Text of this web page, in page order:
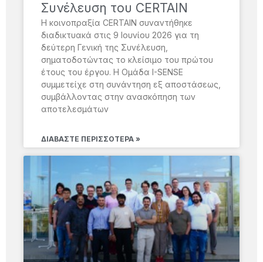
Συνέλευση του CERTAIN
Η κοινοπραξία CERTAIN συναντήθηκε
διαδικτυακά στις 9 Ιουνίου 2026 για τη
δεύτερη Γενική της Συνέλευση,
σηματοδοτώντας το κλείσιμο του πρώτου
έτους του έργου. Η Ομάδα I-SENSE
συμμετείχε στη συνάντηση εξ αποστάσεως,
συμβάλλοντας στην ανασκόπηση των
αποτελεσμάτων
ΔΙΑΒΆΣΤΕ ΠΕΡΙΣΣΌΤΕΡΑ »